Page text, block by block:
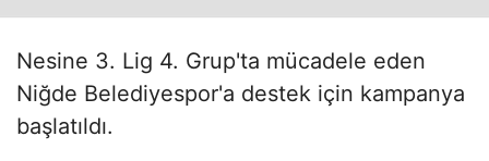
Nesine 3. Lig 4. Grup'ta mücadele eden
Niğde Belediyespor'a destek için kampanya
başlatıldı.